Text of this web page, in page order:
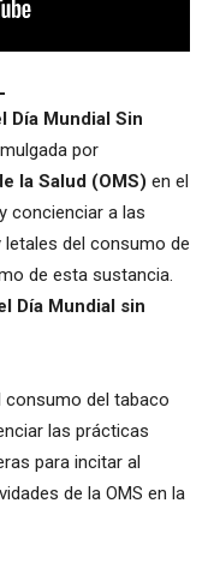
Día Mundial Sin
por
la Salud (OMS) en el
concienciar a las
del consumo de
de esta sustancia.
Día Mundial sin
consumo del tabaco
las prácticas
para incitar al
de la OMS en la